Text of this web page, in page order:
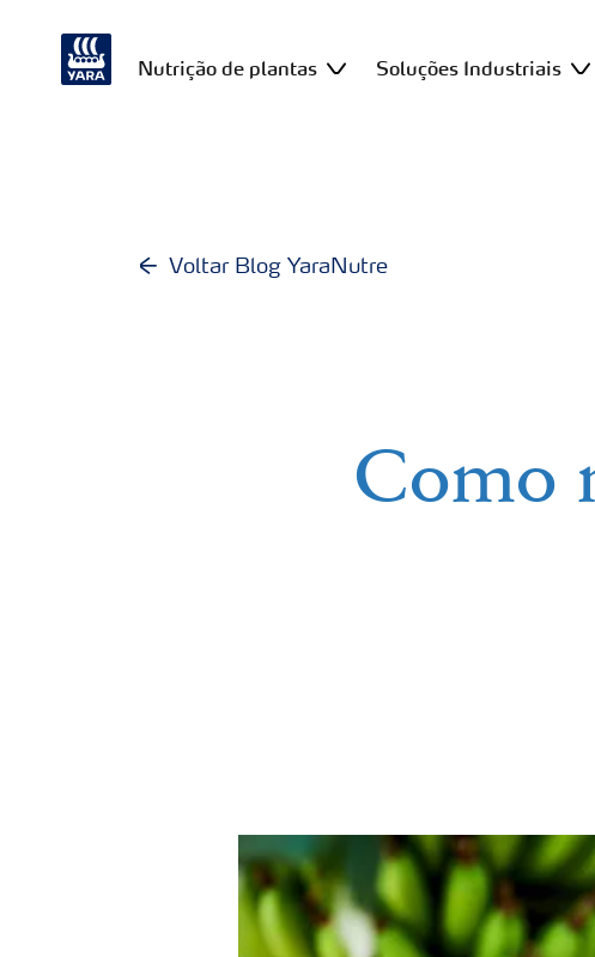
Nutrição de plantas Soluções Industriais
Voltar Blog YaraNutre
Como